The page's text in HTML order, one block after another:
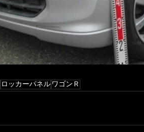
ロッカーパネル ワゴンＲ